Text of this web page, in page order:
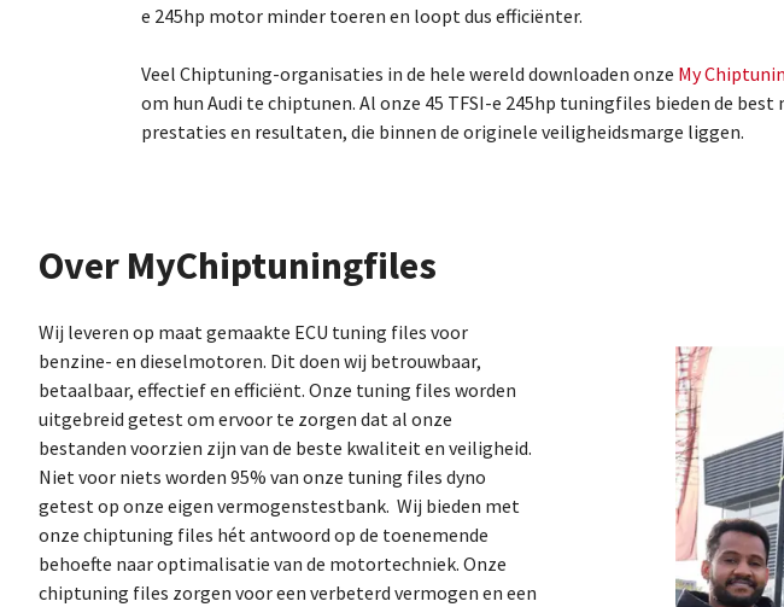
e 245hp motor minder toeren en loopt dus efficiënter.
Veel Chiptuning-organisaties in de hele wereld downloaden onze My
om hun Audi te chiptunen. Al onze 45 TFSI-e 245hp tuningfiles bieden de best
prestaties en resultaten, die binnen de originele veiligheidsmarge liggen.
Over MyChiptuningfiles
Wij leveren op maat gemaakte ECU tuning files voor
benzine- en dieselmotoren. Dit doen wij betrouwbaar,
betaalbaar, effectief en efficiënt. Onze tuning files worden
uitgebreid getest om ervoor te zorgen dat al onze
bestanden voorzien zijn van de beste kwaliteit en veiligheid.
Niet voor niets worden 95% van onze tuning files dyno
getest op onze eigen vermogenstestbank. Wij bieden met
onze chiptuning files hét antwoord op de toenemende
behoefte naar optimalisatie van de motortechniek. Onze
chiptuning files zorgen voor een verbeterd vermogen en een